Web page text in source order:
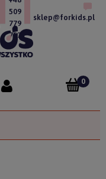
509
779
757
sklep@forkids.pl